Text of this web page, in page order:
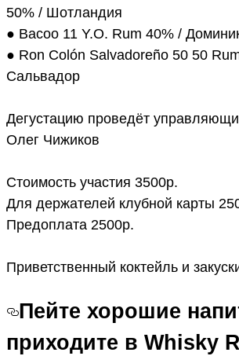
50% / Шотландия
● Bacoo 11 Y.O. Rum 40% /
● Ron Colón Salvadoreño 50 50
Сальвадор
Дегустацию проведёт
Олег Чижиков
Стоимость участия 3500р.
Для держателей клубной карты
Предоплата 2500р.
Приветственный коктейль и
Пейте хорошие
приходите в Whisky